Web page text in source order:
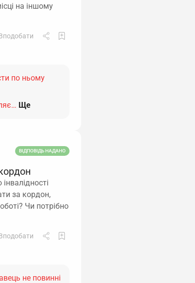
на іншому
по ньому
Ще
ВІДПОВІДЬ НАДАНО
за кордон,
Чи потрібно
не повинні